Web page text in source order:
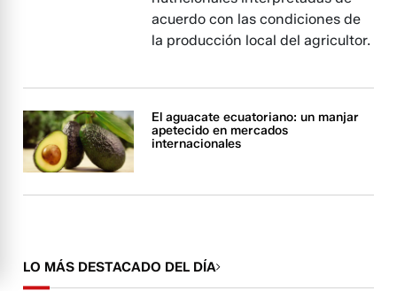
acuerdo con las condiciones de
la producción local del agricultor.
El aguacate ecuatoriano: un manjar
apetecido en mercados
internacionales
LO MÁS DESTACADO DEL DÍA